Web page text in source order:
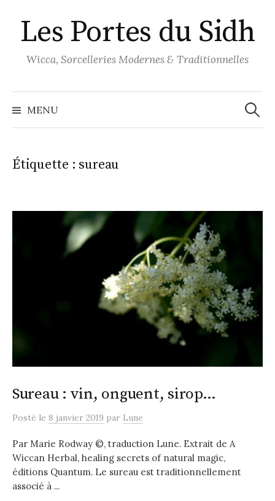
au
contenu
Les Portes du Sidh
Wicca, Sorcelleries Modernes & Traditionnelles
MENU
Étiquette : sureau
Sureau : vin, onguent, sirop…
Posté le 8 janvier 2019 par Lune
Par Marie Rodway ©, traduction Lune. Extrait de A
Wiccan Herbal, healing secrets of natural magic,
éditions Quantum. Le sureau est traditionnellement
associé à ...